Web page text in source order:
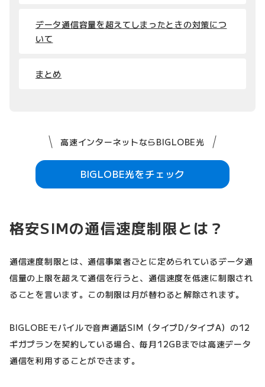
データ通信容量を超えてしまったときの対策につ
いて
まとめ
高速インターネットならBIGLOBE光
BIGLOBE光をチェック
格安SIMの通信速度制限とは？
通信速度制限とは、通信事業者ごとに定められているデータ通
信量の上限を超えて通信を行うと、通信速度を低速に制限され
ることを言います。この制限は月が替わると解除されます。
BIGLOBEモバイルで音声通話SIM（タイプD/タイプA）の12
ギガプランを契約している場合、毎月12GBまでは高速データ
通信を利用することができます。